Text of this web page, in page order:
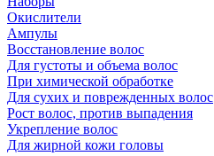
Окислители
Ампулы
Восстановление волос
Для густоты и объема волос
При химической обработке
Для сухих и поврежденных волос
Рост волос, против выпадения
Укрепление волос
Для жирной кожи головы